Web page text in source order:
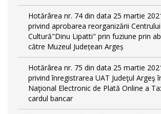
Hotărârea nr. 74 din data 25 martie
privind aprobarea reorganizării
Cultură"Dinu Lipatti" prin fuziune prin
către Muzeul Județean Argeș
Hotărârea nr. 75 din data 25 martie
privind înregistrarea UAT Judeţul Argeş
Naţional Electronic de Plată Online a
cardul bancar